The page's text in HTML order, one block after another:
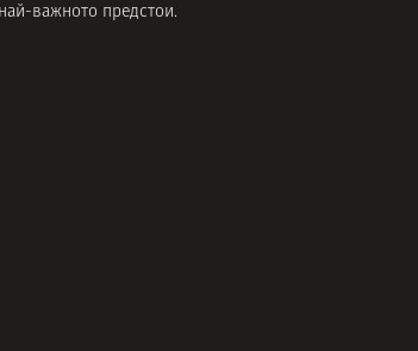
важното предстои.